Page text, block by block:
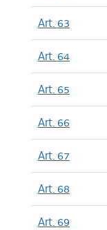
Art. 63
Art. 64
Art. 65
Art. 66
Art. 67
Art. 68
Art. 69